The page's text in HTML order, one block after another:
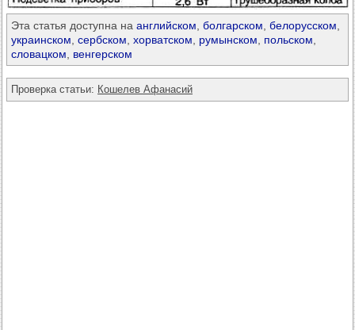
Эта статья доступна на английском болгарском белорусском
украинском сербском хорватском румынском польском
словацком
венгерском
Проверка статьи: Кошелев Афанасий